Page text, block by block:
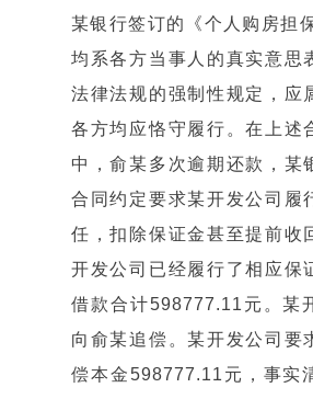
某银行签订的《个人购房担
均系各方当事人的真实意思
法律法规的强制性规定，应
各方均应恪守履行。在上述
中，俞某多次逾期还款，某
合同约定要求某开发公司履
任，扣除保证金甚至提前收
开发公司已经履行了相应保
借款合计598777.11元。某
向俞某追偿。某开发公司要
偿本金598777.11元，事实